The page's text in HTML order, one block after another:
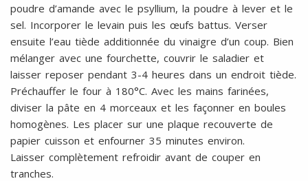
poudre d’amande avec le psyllium, la poudre à lever et le
sel. Incorporer le levain puis les œufs battus. Verser
ensuite l’eau tiède additionnée du vinaigre d’un coup. Bien
mélanger avec une fourchette, couvrir le saladier et
laisser reposer pendant 3-4 heures dans un endroit tiède.
Préchauffer le four à 180°C. Avec les mains farinées,
diviser la pâte en 4 morceaux et les façonner en boules
homogènes. Les placer sur une plaque recouverte de
papier cuisson et enfourner 35 minutes environ.
Laisser complètement refroidir avant de couper en
tranches.